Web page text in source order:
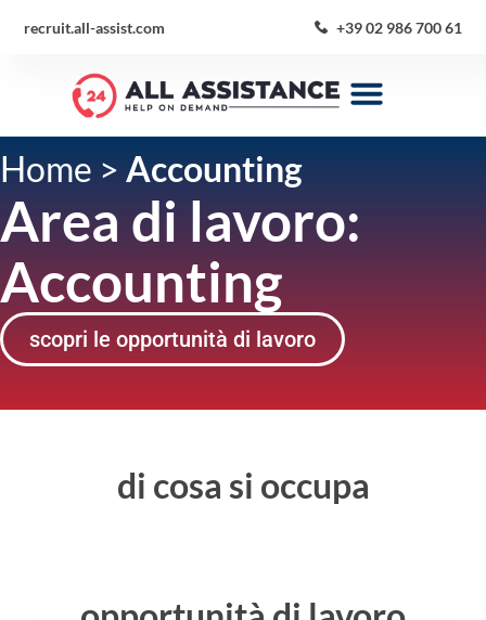
recruit.all-assist.com +39 02 986 700 61
Home > Accounting
Area di lavoro:
Accounting
scopri le opportunità di lavoro
di cosa si occupa